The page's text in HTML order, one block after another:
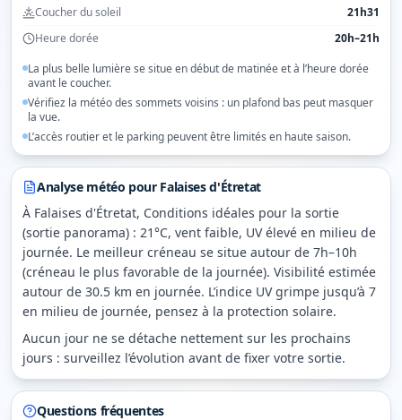
Coucher du soleil
21h31
Heure dorée
20h–21h
La plus belle lumière se situe en début de matinée et à l’heure dorée
avant le coucher.
Vérifiez la météo des sommets voisins : un plafond bas peut masquer
la vue.
L’accès routier et le parking peuvent être limités en haute saison.
Analyse météo pour Falaises d'Étretat
À Falaises d'Étretat, Conditions idéales pour la sortie
(sortie panorama) : 21°C, vent faible, UV élevé en milieu de
journée. Le meilleur créneau se situe autour de 7h–10h
(créneau le plus favorable de la journée). Visibilité estimée
autour de 30.5 km en journée. L’indice UV grimpe jusqu’à 7
en milieu de journée, pensez à la protection solaire.
Aucun jour ne se détache nettement sur les prochains
jours : surveillez l’évolution avant de fixer votre sortie.
Questions fréquentes